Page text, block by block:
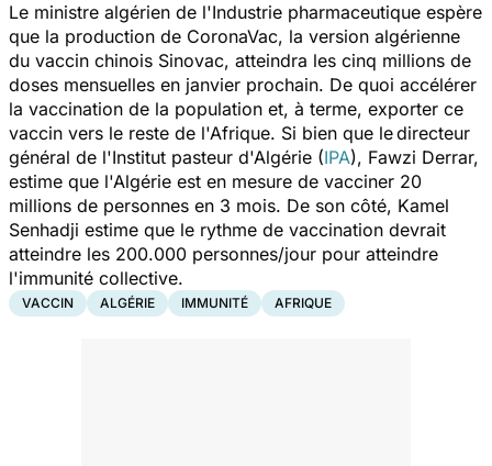
Le ministre algérien de l'Industrie pharmaceutique espère
que la production de CoronaVac, la version algérienne
du vaccin chinois Sinovac, atteindra les cinq millions de
doses mensuelles en janvier prochain. De quoi accélérer
la vaccination de la population et, à terme, exporter ce
vaccin vers le reste de l'Afrique. Si bien que ledirecteur
général de l'Institut pasteur d'Algérie (IPA), Fawzi Derrar,
estime que l'Algérie est en mesure de vacciner 20
millions de personnes en 3 mois. De son côté, Kamel
Senhadji estime que le rythme de vaccination devrait
atteindre les 200.000 personnes/jour pour atteindre
l'immunité collective.
VACCIN ALGÉRIE IMMUNITÉ AFRIQUE